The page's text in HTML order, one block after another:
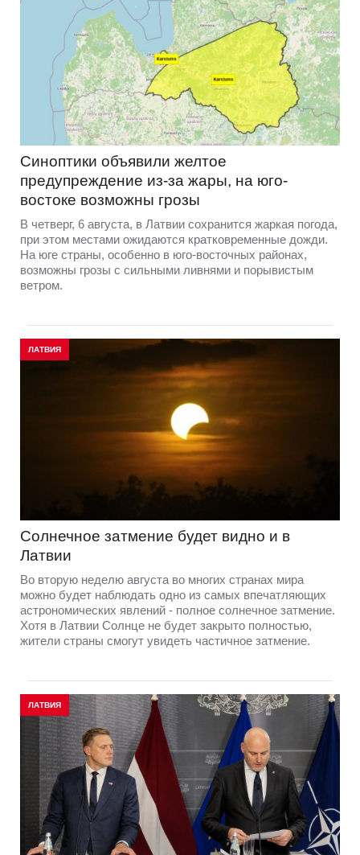
Синоптики объявили желтое
предупреждение из-за жары, на юго-
востоке возможны грозы
В четверг, 6 августа, в Латвии сохранится жаркая погода,
при этом местами ожидаются кратковременные дожди.
На юге страны, особенно в юго-восточных районах,
возможны грозы с сильными ливнями и порывистым
ветром.
ЛАТВИЯ
Солнечное затмение будет видно и в
Латвии
Во вторую неделю августа во многих странах мира
можно будет наблюдать одно из самых впечатляющих
астрономических явлений - полное солнечное затмение.
Хотя в Латвии Солнце не будет закрыто полностью,
жители страны смогут увидеть частичное затмение.
ЛАТВИЯ